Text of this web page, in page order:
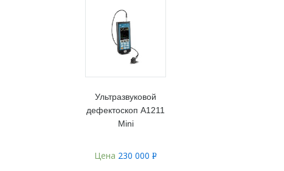
Ультразвуковой
дефектоскоп А1211
Mini
Цена 230 000Р